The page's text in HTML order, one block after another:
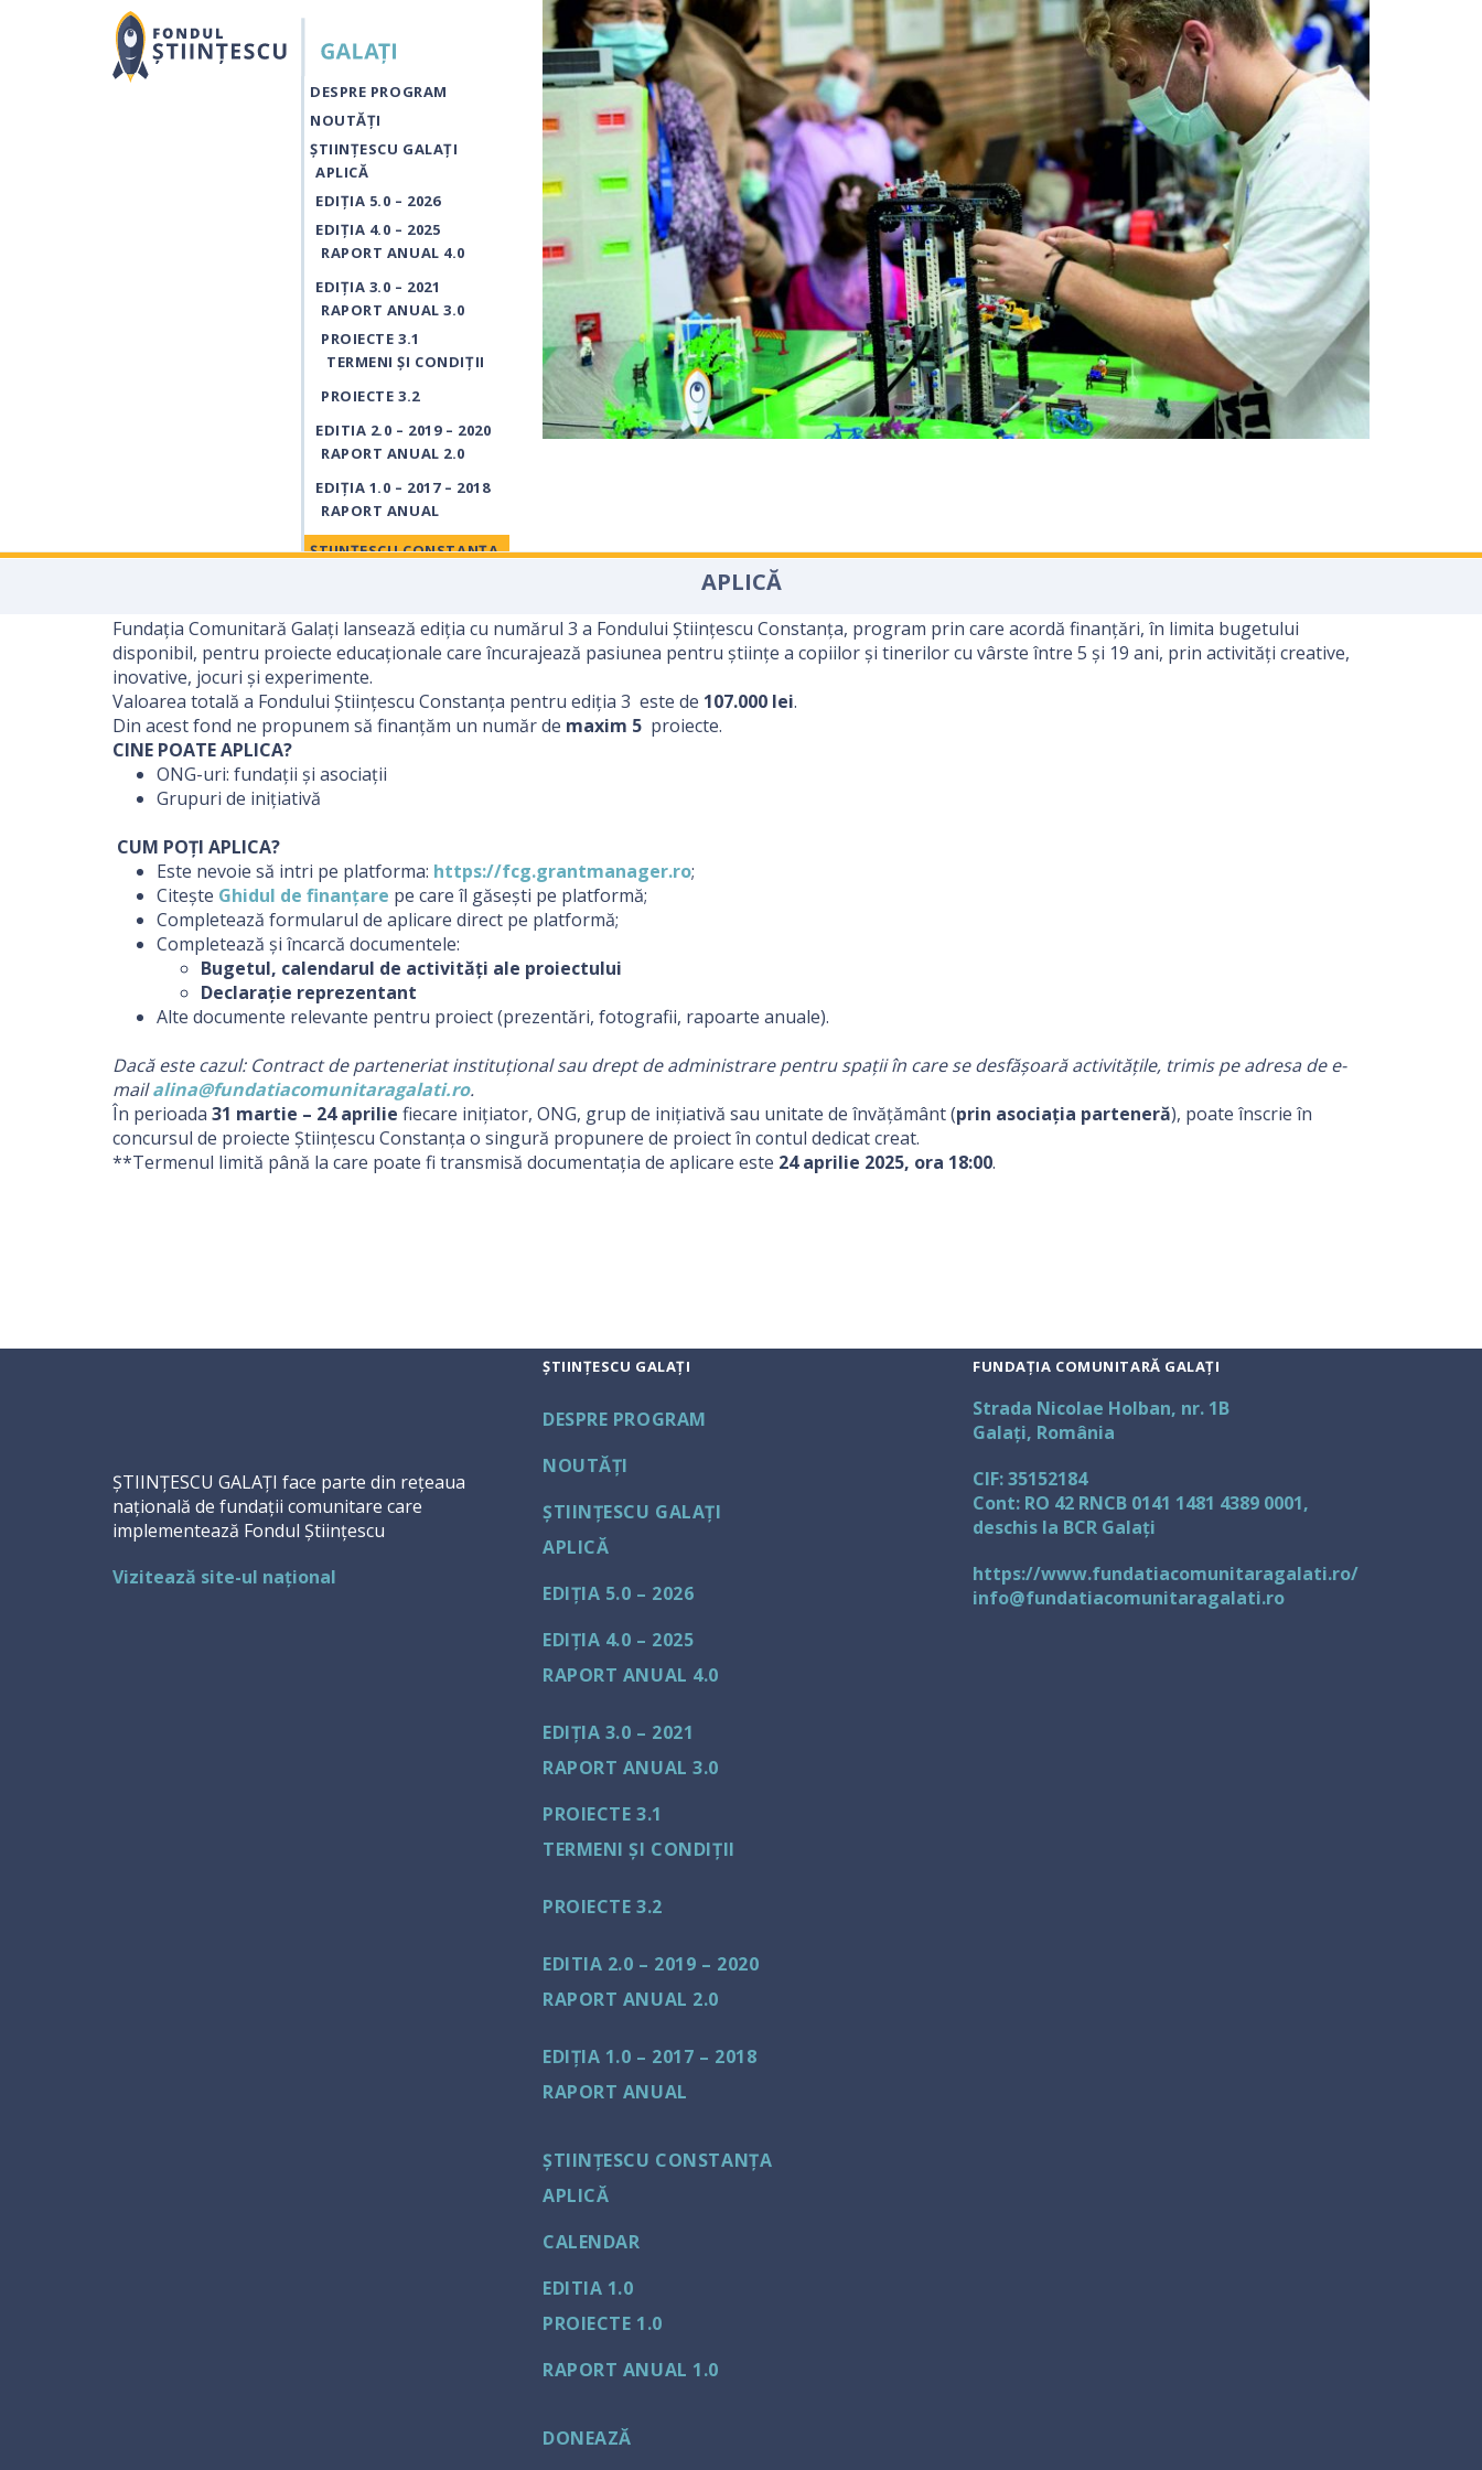
DESPRE PROGRAM
NOUTĂŢI
ȘTIINȚESCU GALAȚI
APLICĂ
EDIȚIA 5.0 – 2026
EDIȚIA 4.0 – 2025
RAPORT ANUAL 4.0
EDIȚIA 3.0 – 2021
RAPORT ANUAL 3.0
PROIECTE 3.1
TERMENI ȘI CONDIȚII
PROIECTE 3.2
EDITIA 2.0 – 2019 – 2020
RAPORT ANUAL 2.0
EDIȚIA 1.0 – 2017 – 2018
RAPORT ANUAL
ȘTIINȚESCU CONSTANȚA
EDITIA 1.0
PROIECTE 1.0
RAPORT ANUAL 1.0
DONEAZĂ
CONTACT
APLICĂ
Fundația Comunitară Galați lansează ediția cu numărul 3 a Fondului Științescu Constanța, program prin care acordă finanțări, în limita bugetului
disponibil, pentru proiecte educaționale care încurajează pasiunea pentru științe a copiilor și tinerilor cu vârste între 5 și 19 ani, prin activități creative,
inovative, jocuri și experimente.
Valoarea totală a Fondului Științescu Constanța pentru ediția 3 este de 107.000 lei.
Din acest fond ne propunem să finanțăm un număr de maxim 5 proiecte.
CINE POATE APLICA?
ONG-uri: fundații și asociații
Grupuri de inițiativă
CUM POȚI APLICA?
Este nevoie să intri pe platforma: https://fcg.grantmanager.ro;
Citește Ghidul de finanțare pe care îl găsești pe platformă;
Completează formularul de aplicare direct pe platformă;
Completează și încarcă documentele:
Bugetul, calendarul de activități ale proiectului
Declarație reprezentant
Alte documente relevante pentru proiect (prezentări, fotografii, rapoarte anuale).
Dacă este cazul: Contract de parteneriat instituțional sau drept de administrare pentru spații în care se desfășoară activitățile, trimis pe adresa de e-
mailalina@fundatiacomunitaragalati.ro.
În perioada 31 martie – 24 aprilie fiecare inițiator, ONG, grup de inițiativă sau unitate de învățământ (prin asociația parteneră), poate înscrie în
concursul de proiecte Științescu Constanța o singură propunere de proiect în contul dedicat creat.
**Termenul limită până la care poate fi transmisă documentația de aplicare este 24 aprilie 2025, ora 18:00.
ȘTIINȚESCU GALAȚI face parte din rețeaua
națională de fundații comunitare care
implementează Fondul Științescu
Vizitează site-ul național
ȘTIINȚESCU GALAȚI
DESPRE PROGRAM
NOUTĂŢI
ȘTIINȚESCU GALAȚI
APLICĂ
EDIȚIA 5.0 – 2026
EDIȚIA 4.0 – 2025
RAPORT ANUAL 4.0
EDIȚIA 3.0 – 2021
RAPORT ANUAL 3.0
PROIECTE 3.1
TERMENI ȘI CONDIȚII
PROIECTE 3.2
EDITIA 2.0 – 2019 – 2020
RAPORT ANUAL 2.0
EDIȚIA 1.0 – 2017 – 2018
RAPORT ANUAL
ȘTIINȚESCU CONSTANȚA
APLICĂ
CALENDAR
EDITIA 1.0
PROIECTE 1.0
RAPORT ANUAL 1.0
DONEAZĂ
FUNDAȚIA COMUNITARĂ GALAȚI
Strada Nicolae Holban, nr. 1B
Galați, România
CIF: 35152184
Cont: RO 42 RNCB 0141 1481 4389 0001,
deschis la BCR Galați
https://www.fundatiacomunitaragalati.ro/
info@fundatiacomunitaragalati.ro